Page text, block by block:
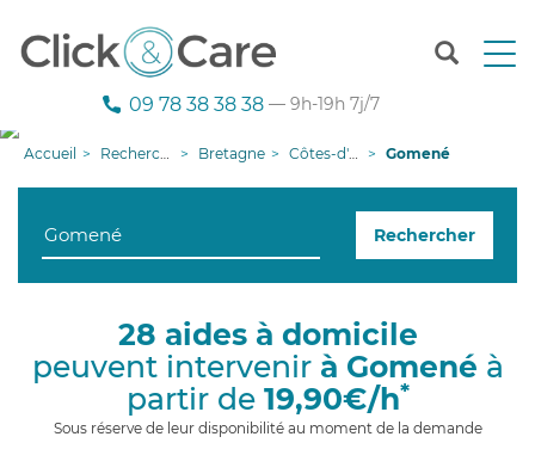
T
n
g
i
09 78 38 38 38 — 9h-19h 7j/7
Accueil Recherche aide à domicile Bretagne Côtes-d'armor Gomené
Rechercher
28 aides à domicile
peuvent intervenir à Gomené à
partir de 19,90€/h*
Sous réserve de leur disponibilité au moment de la demande